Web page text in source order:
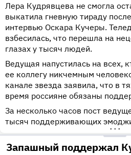
Лера Кудрявцева не смогла
выкатила гневную тираду
интервью Оскара Кучеры.
взбесилась, что перешла на
глазах у тысяч людей.
Ведущая напустилась на всех,
ее коллегу никчемным
канале звезда заявила, что в
время россияне обязаны
За несколько часов пост
тысяч поддерживающих
•••
Запашный поддержал